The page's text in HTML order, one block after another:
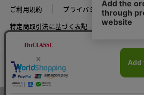
カラー・サイズを選択する
ご利用規約
プライバシーポリシー
特定商取引法に基づく表記
推奨環境
COPYRIGHT © DoCLASSE ALL RIGHTS RESERVED.